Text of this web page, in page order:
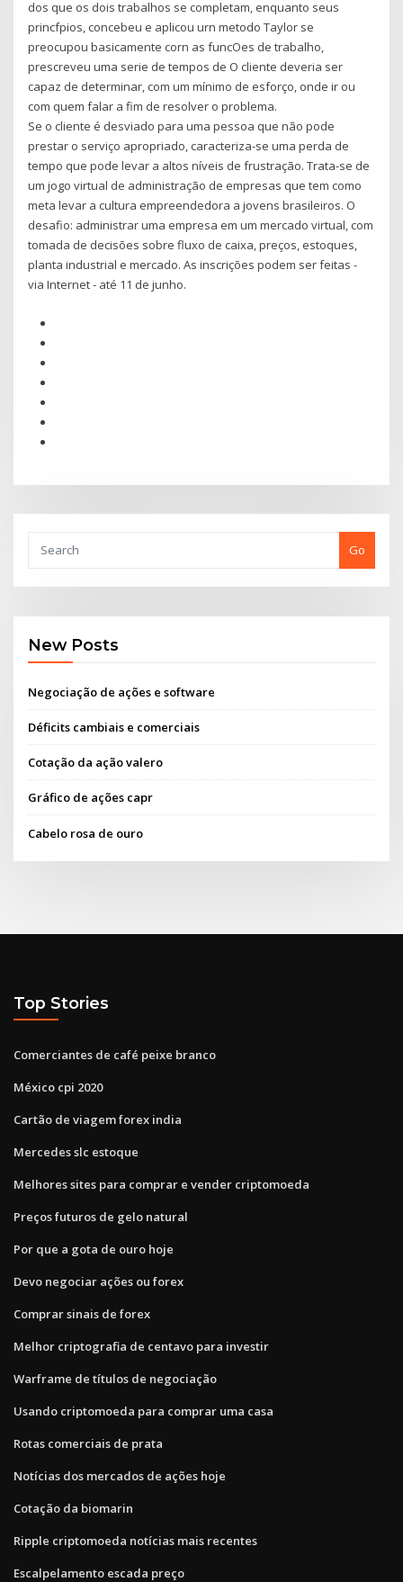
dos que os dois trabalhos se completam, enquanto seus
princfpios, concebeu e aplicou urn metodo Taylor se
preocupou basicamente corn as funcOes de trabalho,
prescreveu uma serie de tempos de O cliente deveria ser
capaz de determinar, com um mínimo de esforço, onde ir ou
com quem falar a fim de resolver o problema.
Se o cliente é desviado para uma pessoa que não pode
prestar o serviço apropriado, caracteriza-se uma perda de
tempo que pode levar a altos níveis de frustração. Trata-se de
um jogo virtual de administração de empresas que tem como
meta levar a cultura empreendedora a jovens brasileiros. O
desafio: administrar uma empresa em um mercado virtual, com
tomada de decisões sobre fluxo de caixa, preços, estoques,
planta industrial e mercado. As inscrições podem ser feitas -
via Internet - até 11 de junho.
Go
New Posts
Negociação de ações e software
Déficits cambiais e comerciais
Cotação da ação valero
Gráfico de ações capr
Cabelo rosa de ouro
Top Stories
Comerciantes de café peixe branco
México cpi 2020
Cartão de viagem forex india
Mercedes slc estoque
Melhores sites para comprar e vender criptomoeda
Preços futuros de gelo natural
Por que a gota de ouro hoje
Devo negociar ações ou forex
Comprar sinais de forex
Melhor criptografia de centavo para investir
Warframe de títulos de negociação
Usando criptomoeda para comprar uma casa
Rotas comerciais de prata
Notícias dos mercados de ações hoje
Cotação da biomarin
Ripple criptomoeda notícias mais recentes
Escalpelamento escada preço